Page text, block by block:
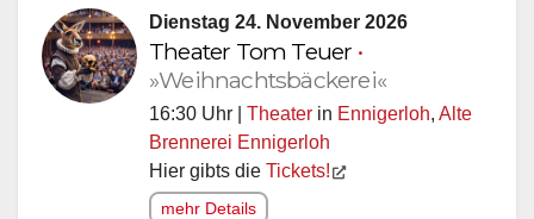
Dienstag 24. November 2026
Theater Tom Teuer •
»Weihnachtsbäckerei«
16:30 Uhr | Theater in Ennigerloh, Alte
Brennerei Ennigerloh
Hier gibts die Tickets!
mehr Details